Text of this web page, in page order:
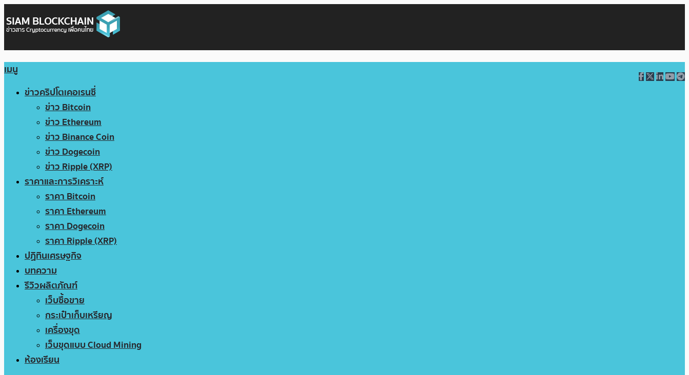
เมนู
ข่าวคริปโตเคอเรนซี่
ข่าว Bitcoin
ข่าว Ethereum
ข่าว Binance Coin
ข่าว Dogecoin
ข่าว Ripple (XRP)
ราคาและการวิเคราะห์
ราคา Bitcoin
ราคา Ethereum
ราคา Dogecoin
ราคา Ripple (XRP)
ปฏิทินเศรษฐกิจ
บทความ
รีวิวผลิตภัณฑ์
เว็บซื้อขาย
กระเป๋าเก็บเหรียญ
เครื่องขุด
เว็บขุดแบบ Cloud Mining
ห้องเรียน